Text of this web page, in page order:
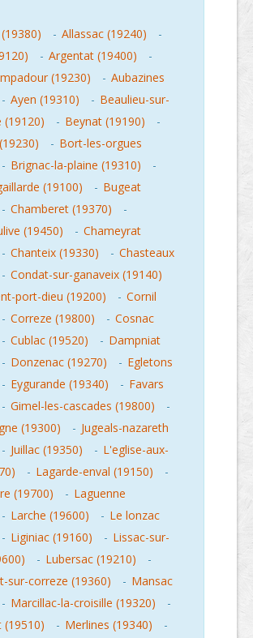
- Allassac (19240)
-
- Argentat (19400)
-
(19230)
- Aubazines
- Ayen (19310) - Beaulieu-sur-
(19120)
- Beynat (19190)
-
- Bort-les-orgues
- Brignac-la-plaine (19310)
-
(19100)
- Bugeat
- Chamberet (19370)
-
(19450)
- Chameyrat
- Chanteix (19330) - Chasteaux
- Condat-sur-ganaveix (19140)
port-dieu (19200) - Cornil
- Correze (19800) - Cosnac
- Cublac (19520) - Dampniat
- Donzenac (19270) - Egletons
- Eygurande (19340) - Favars
- Gimel-les-cascades (19800)
-
(19300)
- Jugeals-nazareth
- Juillac (19350) - L'eglise-aux-
- Lagarde-enval (19150)
-
(19700)
- Laguenne
- Larche (19600) - Le lonzac
- Liginiac (19160) - Lissac-sur-
- Lubersac (19210)
-
sur-correze (19360)
- Mansac
- Marcillac-la-croisille (19320)
-
(19510)
- Merlines (19340)
-